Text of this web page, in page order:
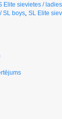
Elite sievietes / ladies
SL boys, SL Elite